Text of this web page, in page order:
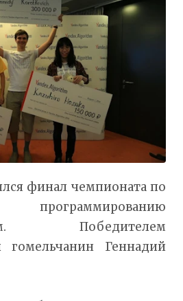
финал чемпионата по
программированию
Победителем
гомельчанин Геннадий